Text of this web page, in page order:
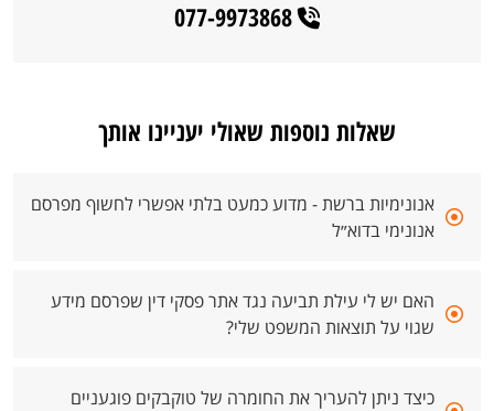
077-9973868
שאלות נוספות שאולי יעניינו אותך
אנונימיות ברשת - מדוע כמעט בלתי אפשרי לחשוף מפרסם
אנונימי בדוא״ל
האם יש לי עילת תביעה נגד אתר פסקי דין שפרסם מידע
שגוי על תוצאות המשפט שלי?
כיצד ניתן להעריך את החומרה של טוקבקים פוגעניים